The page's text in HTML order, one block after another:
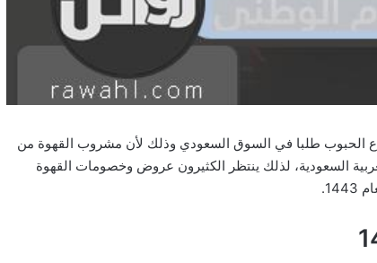
1443 حيث تعتبر القهوة من أكثر أنواع الحبوب طلبا في السوق السعودي وذلك لأن مشروب القهوة من
السعودية، لذلك ينتظر الكثيرون عروض وخصومات القهوة